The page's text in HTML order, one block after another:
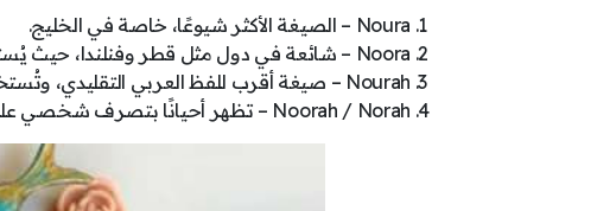
Noura – الصيغة الأكثر شيوعًا، خاصة في الخليج.
Noora – شائعة في دول مثل قطر وفنلندا، حيث يُستخدم الحرف "oo" كبديل لنطق الواو.
Nourah – صيغة أقرب للفظ العربي التقليدي، وتُستخدم غالبًا في الحسابات الرسمية أو الأسماء الكاملة.
Noorah / Norah – تظهر أحيانًا بتصرف شخصي على منصات مثل Instagram وTwitter.